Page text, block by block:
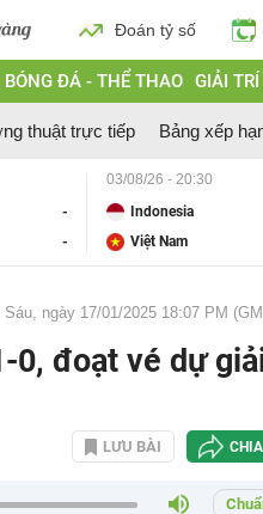
Đoán tỷ số
ĐÁ - THỂ THAO GIẢI TRÍ
thuật trực tiếp Bảng xếp
-
-
03/08/26 - 20:30
Indonesia
Việt Nam
ngày 17/01/2025 18:07 PM
0, đoạt vé dự
LƯU BÀI